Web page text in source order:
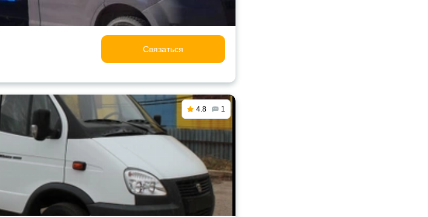
Связаться
4.8 1